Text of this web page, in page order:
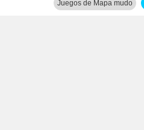
Juegos de Mapa mudo